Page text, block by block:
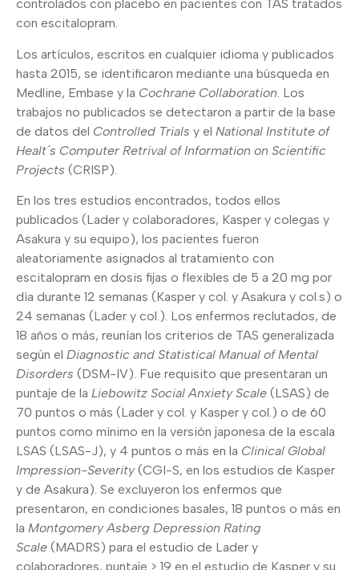
controlados con placebo en pacientes con TAS tratados
con escitalopram.
Los artículos, escritos en cualquier idioma y publicados
hasta 2015, se identificaron mediante una búsqueda en
Medline, Embase y la Cochrane Collaboration . Los
trabajos no publicados se detectaron a partir de la base
de datos del Controlled Trials y el National Institute of
Healt´s Computer Retrival of Information on Scientific
Projects (CRISP).
En los tres estudios encontrados, todos ellos
publicados (Lader y colaboradores, Kasper y colegas y
Asakura y su equipo), los pacientes fueron
aleatoriamente asignados al tratamiento con
escitalopram en dosis fijas o flexibles de 5 a 20 mg por
día durante 12 semanas (Kasper y col. y Asakura y col.s) o
24 semanas (Lader y col.). Los enfermos reclutados, de
18 años o más, reunían los criterios de TAS generalizada
según el Diagnostic and Statistical Manual of Mental
Disorders (DSM-IV). Fue requisito que presentaran un
puntaje de la Liebowitz Social Anxiety Scale (LSAS) de
70 puntos o más (Lader y col. y Kasper y col.) o de 60
puntos como mínimo en la versión japonesa de la escala
LSAS (LSAS-J), y 4 puntos o más en la Clinical Global
Impression-Severity(CGI-S, en los estudios de Kasper
y de Asakura). Se excluyeron los enfermos que
presentaron, en condiciones basales, 18 puntos o más en
la Montgomery Asberg Depression Rating
Scale (MADRS) para el estudio de Lader y
colaboradores, puntaje > 19 en el estudio de Kasper y su